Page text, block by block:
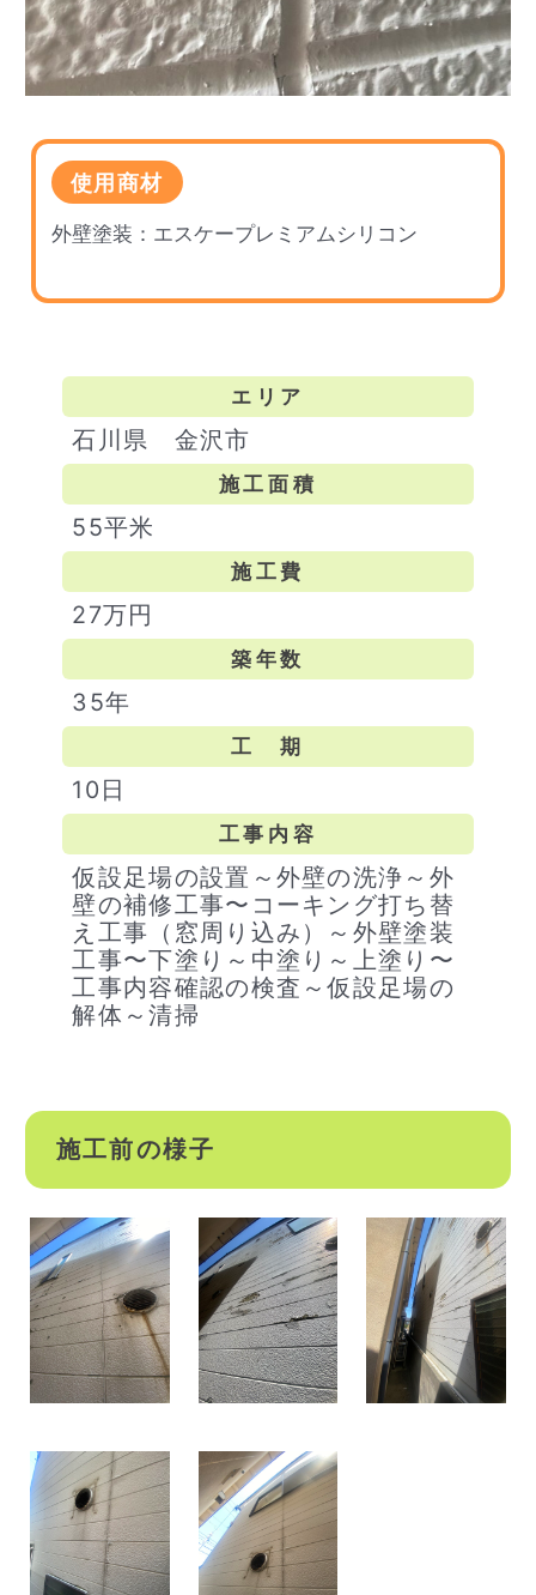
使用商材
外壁塗装：エスケープレミアムシリコン
エリア
石川県 金沢市
施工面積
55平米
施工費
27万円
築年数
35年
工 期
10日
工事内容
仮設足場の設置～外壁の洗浄～外
壁の補修工事〜コーキング打ち替
え工事（窓周り込み）～外壁塗装
工事〜下塗り～中塗り～上塗り〜
工事内容確認の検査～仮設足場の
解体～清掃
施工前の様子